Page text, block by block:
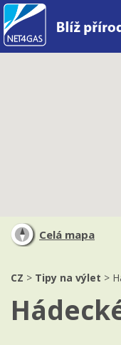
Celá mapa
CZ > Tipy na výlet >